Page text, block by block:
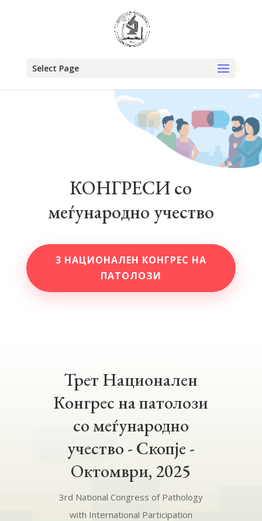
Select Page
КОНГРЕСИ со
меѓународно учество
3 НАЦИОНАЛЕН КОНГРЕС НА
ПАТОЛОЗИ
Трет Национален
Конгрес на патолози
со меѓународно
учество - Скопје -
Октомври, 2025
3rd National Congress of Pathology
with International Participation